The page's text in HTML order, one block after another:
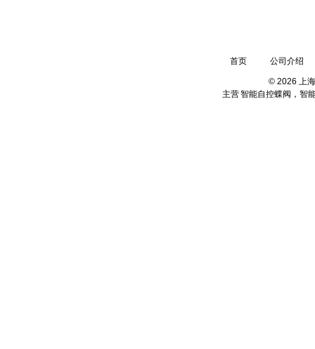
首页 公司介绍
© 2026 上
主营智能自控蝶阀，智